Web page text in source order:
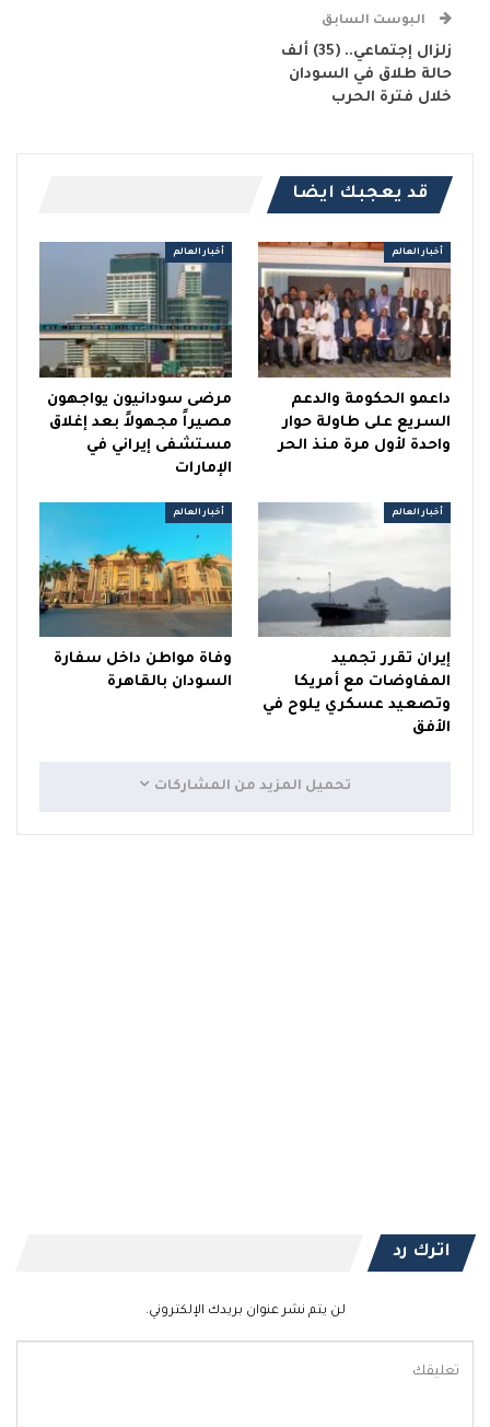
البوست السابق
زلزال إجتماعي.. (35) ألف
حالة طلاق في السودان
خلال فترة الحرب
قد يعجبك ايضا
أخبار العالم
داعمو الحكومة والدعم
السريع على طاولة حوار
واحدة لأول مرة منذ الحر
أخبار العالم
مرضى سودانيون يواجهون
مصيراً مجهولاً بعد إغلاق
مستشفى إيراني في
الإمارات
أخبار العالم
إيران تقرر تجميد
المفاوضات مع أمريكا
وتصعيد عسكري يلوح في
الأفق
أخبار العالم
وفاة مواطن داخل سفارة
السودان بالقاهرة
تحميل المزيد من المشاركات
اترك رد
لن يتم نشر عنوان بريدك الإلكتروني.